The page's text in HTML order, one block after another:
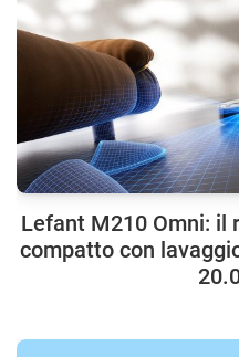
Lefant M210 Omni: il
compatto con